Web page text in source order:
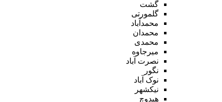
گشت
گلمورتی
محمدآباد
محمدان
محمدی
میرجاوه
نصرت آباد
نگور
نوک آباد
نیکشهر
هیدوچ